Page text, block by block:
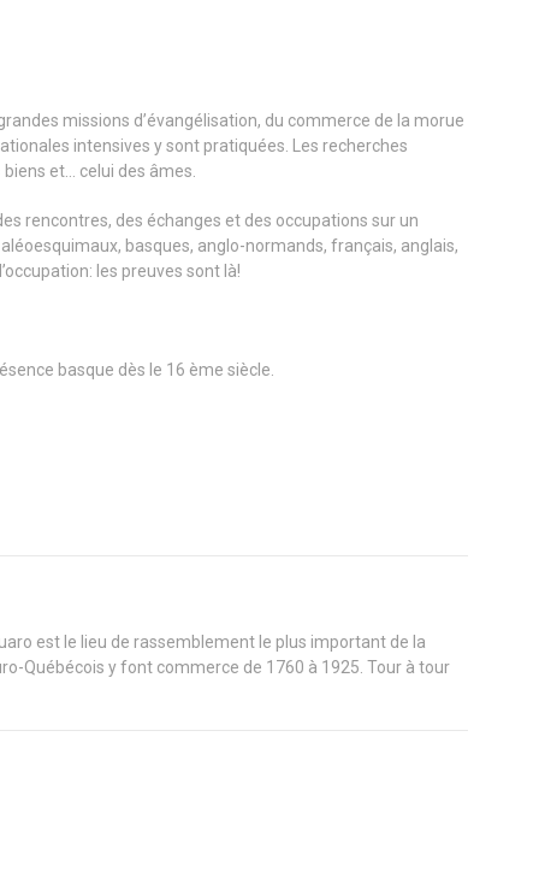
missions d’évangélisation, du commerce de la morue
intensives y sont pratiquées. Les recherches
et… celui des âmes.
rencontres, des échanges et des occupations sur un
basques, anglo-normands, français, anglais,
les preuves sont là!
basque dès le 16 ème siècle.
est le lieu de rassemblement le plus important de la
Québécois y font commerce de 1760 à 1925. Tour à tour